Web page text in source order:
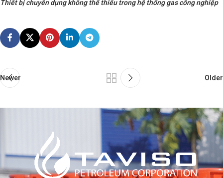
Thiết bị chuyên dụng không thể thiếu trong hệ thống gas công nghiệp
Newer Older